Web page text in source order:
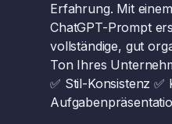
Erfahrung. Mit
ChatGPT-Prompt
vollständige, gut
Ton Ihres
✅ Stil-Konsistenz ✅